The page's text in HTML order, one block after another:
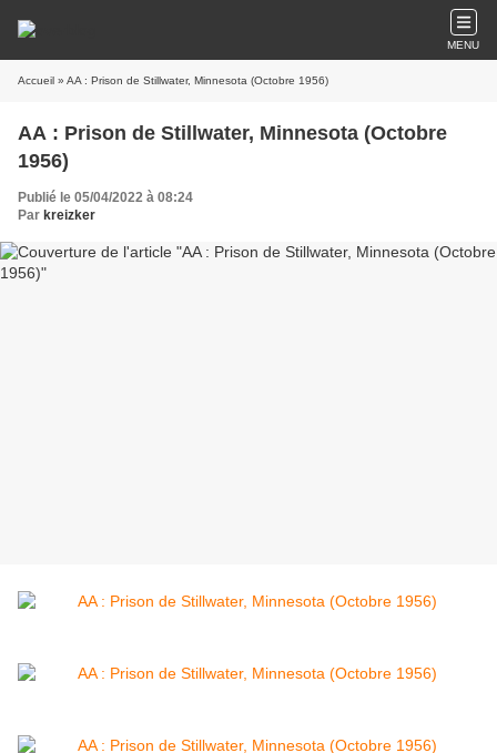
MENU
Accueil » AA : Prison de Stillwater, Minnesota (Octobre 1956)
AA : Prison de Stillwater, Minnesota (Octobre
1956)
Publié le 05/04/2022 à 08:24
Par kreizker